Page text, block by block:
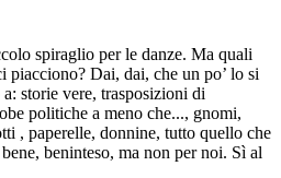
spiraglio per le danze. Ma quali
Dai, dai, che un po’ lo si
storie vere, trasposizioni di
politiche a meno che..., gnomi,
, paperelle, donnine, tutto quello che
beninteso, ma non per noi. Sì al